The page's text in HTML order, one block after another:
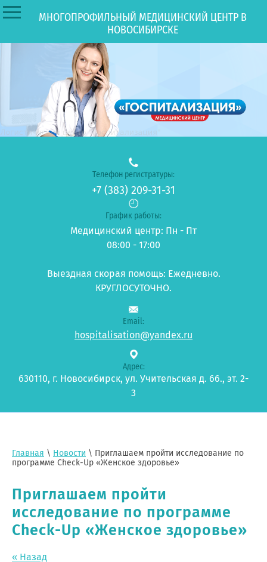
МНОГОПРОФИЛЬНЫЙ МЕДИЦИНСКИЙ ЦЕНТР В
НОВОСИБИРСКЕ
Телефон регистратуры:
+7 (383) 209-31-31
График работы:
Медицинский центр: Пн - Пт
08:00 - 17:00
Выездная скорая помощь: Ежедневно.
КРУГЛОСУТОЧНО.
Email:
hospitalisation@yandex.ru
Адрес:
630110, г. Новосибирск, ул. Учительская д. 66., эт. 2-
3
Главная \ Новости \ Приглашаем пройти исследование по
программе Check-Up «Женское здоровье»
Приглашаем пройти
исследование по программе
Check-Up «Женское здоровье»
« Назад